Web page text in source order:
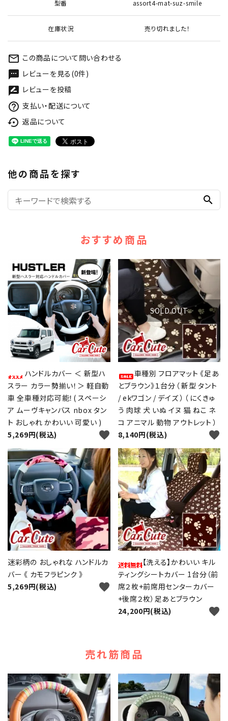
型番 assort4-mat-suz-smile
在庫状況 売り切れました！
mail_outline この商品について問い合わせる
textsms レビューを見る(0件)
rate_review レビューを投稿
help_outline 支払い・配送について
settings_backup_restore 返品について
他の商品を探す
search
おすすめ商品
ハンドルカバー ＜ 新型ハ
スラー カラー勢揃い！＞ 軽自動
車 全車種対応可能！( スペーシ
ア ムーヴキャンバス nbox タン
ト おしゃれ かわいい 可愛い )
5,269円(税込)
favorite
SOLD OUT
車種別 フロアマット 《足あ
とブラウン》１台分（ 新型 タント
/ ekワゴン / デイズ ）（ にくきゅ
う 肉球 犬 いぬ イヌ 猫 ねこ ネ
コ アニマル 動物 アウトレット ）
8,140円(税込)
favorite
迷彩柄の おしゃれな ハンドルカ
バー 《 カモフラピンク 》
5,269円(税込)
favorite
【洗える】かわいい キル
ティングシートカバー 1台分（前
席２枚+前席用センターカバー
+後席２枚）足あとブラウン
24,200円(税込)
favorite
売れ筋商品